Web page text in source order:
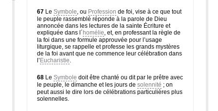
67 Le Symbole , ou Profession de foi, vise à ce que tout
le peuple rassemblé réponde à la parole de Dieu
annoncée dans les lectures de la sainte Écriture et
expliquée dans l´homélie , et, en professant la règle de
la foi dans une formule approuvée pour l’usage
liturgique, se rappelle et professe les grands mystères
de la foi avant que ne commence leur célébration dans
l’Eucharistie
68 Le Symbole doit être chanté ou dit par le prêtre avec
le peuple, le dimanche et les jours de solennité ; on
peut aussi le dire lors de célébrations particulières plus
solennelles.